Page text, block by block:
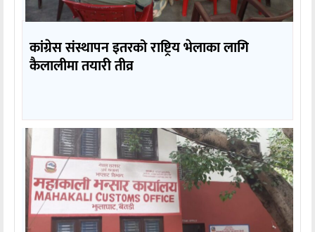
कांग्रेस संस्थापन इतरको राष्ट्रिय भेलाका लागि
कैलालीमा तयारी तीव्र